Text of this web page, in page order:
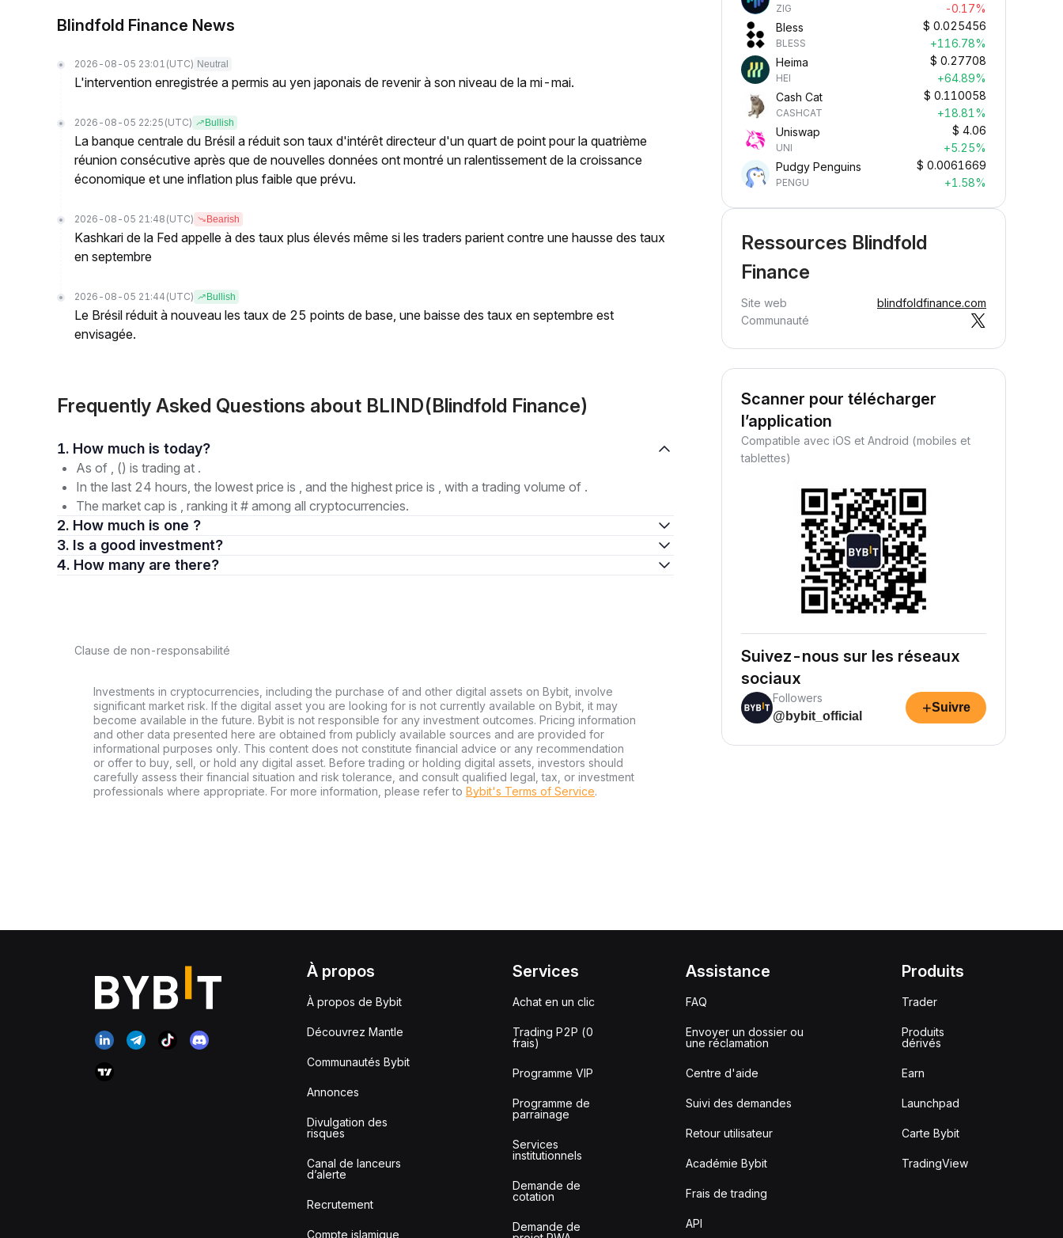
Blindfold Finance News
2026-08-05 23:01 (UTC) Neutral
L'intervention enregistrée a permis au yen japonais de revenir à son niveau de la mi-mai.
2026-08-05 22:25 (UTC) Bullish
La banque centrale du Brésil a réduit son taux d'intérêt directeur d'un quart de point pour la quatrième
réunion consécutive après que de nouvelles données ont montré un ralentissement de la croissance
économique et une inflation plus faible que prévu.
2026-08-05 21:48 (UTC) Bearish
Kashkari de la Fed appelle à des taux plus élevés même si les traders parient contre une hausse des taux
en septembre
2026-08-05 21:44 (UTC) Bullish
Le Brésil réduit à nouveau les taux de 25 points de base, une baisse des taux en septembre est
envisagée.
Frequently Asked Questions about BLIND(Blindfold Finance)
1. How much is today?
As of , () is trading at .
In the last 24 hours, the lowest price is , and the highest price is , with a trading volume of .
The market cap is , ranking it # among all cryptocurrencies.
2. How much is one ?
3. Is a good investment?
4. How many are there?
Clause de non-responsabilité
Investments in cryptocurrencies, including the purchase of and other digital assets on Bybit, involve
significant market risk. If the digital asset you are looking for is not currently available on Bybit, it may
become available in the future. Bybit is not responsible for any investment outcomes. Pricing information
and other data presented here are obtained from publicly available sources and are provided for
informational purposes only. This content does not constitute financial advice or any recommendation
or offer to buy, sell, or hold any digital asset. Before trading or holding digital assets, investors should
carefully assess their financial situation and risk tolerance, and consult qualified legal, tax, or investment
professionals where appropriate. For more information, please refer to Bybit's Terms of Service.
ZIG
-0.17%
Bless
BLESS
$ 0.025456
+116.78%
Heima
HEI
$ 0.27708
+64.89%
Cash Cat
CASHCAT
$ 0.110058
+18.81%
Uniswap
UNI
$ 4.06
+5.25%
Pudgy Penguins
PENGU
$ 0.0061669
+1.58%
Ressources Blindfold
Finance
Site web
blindfoldfinance.com
Communauté
Scanner pour télécharger
l’application
Compatible avec iOS et Android (mobiles et
tablettes)
Suivez-nous sur les réseaux
sociaux
Followers
@bybit_official
+Suivre
À propos
À propos de Bybit
Découvrez Mantle
Communautés Bybit
Annonces
Divulgation des
risques
Canal de lanceurs
d’alerte
Recrutement
Compte islamique
Services
Achat en un clic
Trading P2P (0
frais)
Programme VIP
Programme de
parrainage
Services
institutionnels
Demande de
cotation
Demande de
Assistance
FAQ
Envoyer un dossier ou
une réclamation
Centre d'aide
Suivi des demandes
Retour utilisateur
Académie Bybit
Frais de trading
API
Produits
Trader
Produits
dérivés
Earn
Launchpad
Carte Bybit
TradingView